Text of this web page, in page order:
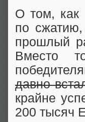
О том, как
по
прошлый
Вместо
давно
крайне
200 тысяч